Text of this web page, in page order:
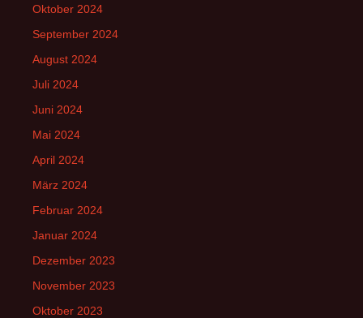
Oktober 2024
September 2024
August 2024
Juli 2024
Juni 2024
Mai 2024
April 2024
März 2024
Februar 2024
Januar 2024
Dezember 2023
November 2023
Oktober 2023